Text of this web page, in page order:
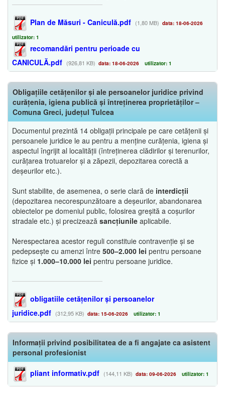
Plan de Măsuri - Caniculă.pdf (1,80 MB) data: 18-06-2026
utilizator: 1
recomandări pentru perioade cu
CANICULĂ.pdf (926,81 KB) data: 18-06-2026 utilizator: 1
Obligațiile cetățenilor și ale persoanelor juridice privind
curățenia, igiena publică și întreținerea proprietăților –
Comuna Greci, județul Tulcea
Documentul prezintă 14 obligații principale pe care cetățenii și
persoanele juridice le au pentru a menține curățenia, igiena și
aspectul îngrijit al localității (întreținerea clădirilor și terenurilor,
curățarea trotuarelor și a zăpezii, depozitarea corectă a
deșeurilor etc.).
Sunt stabilite, de asemenea, o serie clară de interdicții
(depozitarea necorespunzătoare a deșeurilor, abandonarea
obiectelor pe domeniul public, folosirea greșită a coșurilor
stradale etc.) și precizează sancțiunile aplicabile.
Nerespectarea acestor reguli constituie contravenție și se
pedepsește cu amenzi între 500–2.000 lei pentru persoane
fizice și 1.000–10.000 lei pentru persoane juridice.
obligatiile cetățenilor și persoanelor
juridice.pdf (312,95 KB) data: 15-06-2026 utilizator: 1
Informații privind posibilitatea de a fi angajate ca asistent
personal profesionist
pliant informativ.pdf (144,11 KB) data: 09-06-2026 utilizator: 1